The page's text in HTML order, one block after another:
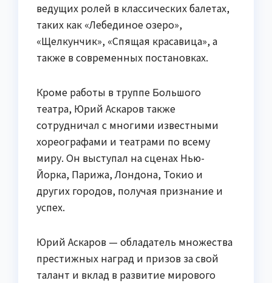
ведущих ролей в классических балетах,
таких как «Лебединое озеро»,
«Щелкунчик», «Спящая красавица», а
также в современных постановках.
Кроме работы в труппе Большого
театра, Юрий Аскаров также
сотрудничал с многими известными
хореографами и театрами по всему
миру. Он выступал на сценах Нью-
Йорка, Парижа, Лондона, Токио и
других городов, получая признание и
успех.
Юрий Аскаров — обладатель множества
престижных наград и призов за свой
талант и вклад в развитие мирового